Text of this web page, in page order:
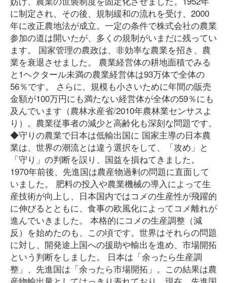
に制定され、その後、規制緩和の流れを受け、2000
年に改正農地法が成立。一定の条件で株式会社の農業
参加の道は開いたが、多くの規制がいまだに残ってい
ます。 国家管理の農政は、非効率な農業を招き、農
業を衰退させました。 農業経営体の耕地面積でみる
と1ヘクタール未満の農業経営体は93万体で全体の
56％です。 さらに、規模も小さいために年間の販売
金額が100万円にも満たない経営体が全体の59％にも
及んでいます（農林水産省/2010年農林業センサスよ
り）。農業従事者の減少と高齢化も深刻な問題です。
◆守りの農業で日本は低輸出国に 国家主導の日本農
業は、世界の潮流とは違う選択をして、「攻め」と
「守り」の判断を誤り、国益を損ねてきました。
1970年前後、先進国は農産物過剰の問題に直面して
いました。 肥料の投入や農業機械の導入によって生
産技術が向上し、日本国内ではコメの生産性が飛躍的
に伸びるとともに、食事の欧風化によってコメ離れが
進んでいきました。 本格的にコメの生産調整（減
反）を始めたのも、この頃です。世界はそれらの問題
に対し、開発途上国への援助や輸出を進め、市場開拓
という判断をしました。 日本は「余ったら生産調
整」、先進国は「余ったら市場開拓」。この結果は農